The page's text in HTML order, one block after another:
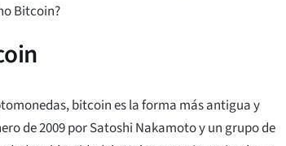
Bitcoin?
bitcoin es la forma más antigua y
de 2009 por Satoshi Nakamoto y un grupo de